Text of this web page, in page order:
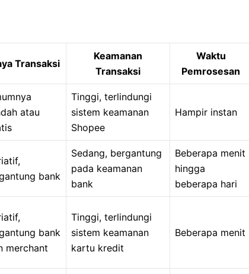
Transaksi
Keamanan
Transaksi
Waktu
Pemrosesan
atau
Tinggi, terlindungi
sistem keamanan
Shopee
Hampir instan
bank
Sedang, bergantung
pada keamanan
bank
Beberapa menit
hingga
beberapa hari
bank
merchant
Tinggi, terlindungi
sistem keamanan
kartu kredit
Beberapa menit